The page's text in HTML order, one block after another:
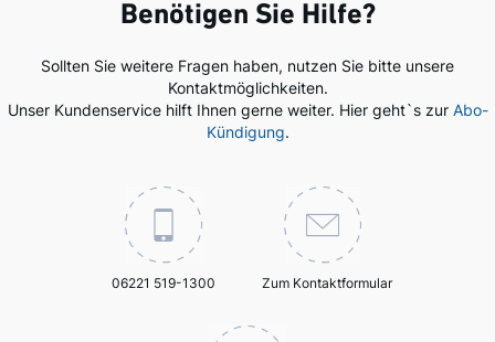
Benötigen Sie Hilfe?
Sollten Sie weitere Fragen haben, nutzen Sie bitte unsere
Kontaktmöglichkeiten.
Unser Kundenservice hilft Ihnen gerne weiter. Hier geht`s zur Abo-
Kündigung.
06221 519-1300 Zum Kontaktformular